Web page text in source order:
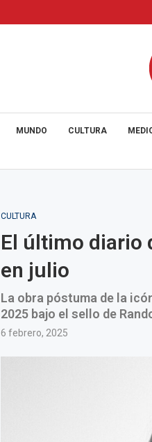
MUNDO CULTURA
CULTURA
El último diario
en julio
La obra póstuma de la
2025 bajo el sello de
6 febrero, 2025